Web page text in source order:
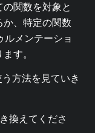
関数を対象と
、特定の関数
ルメンテーショ
す。
方法を見ていき
換えてくださ